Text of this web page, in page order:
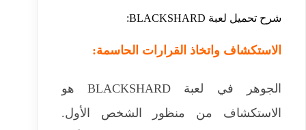
شرح تحميل لعبة BLACKSHARD:
الاستكشاف واتخاذ القرارات الحاسمة:
الجوهر في لعبة BLACKSHARD هو
الاستكشاف من منظور الشخص الأول.